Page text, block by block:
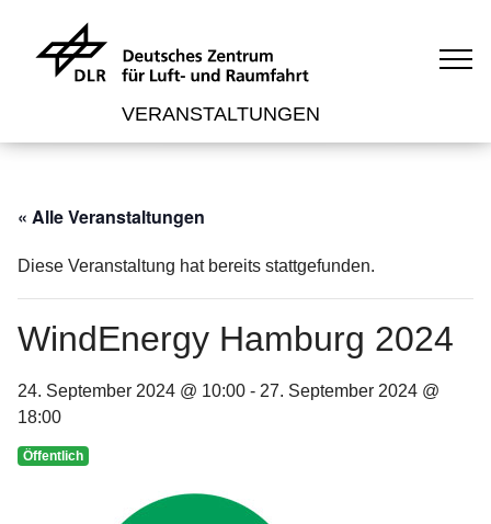
VERANSTALTUNGEN
« Alle Veranstaltungen
Diese Veranstaltung hat bereits stattgefunden.
WindEnergy Hamburg 2024
24. September 2024 @ 10:00 - 27. September 2024 @
18:00
Öffentlich